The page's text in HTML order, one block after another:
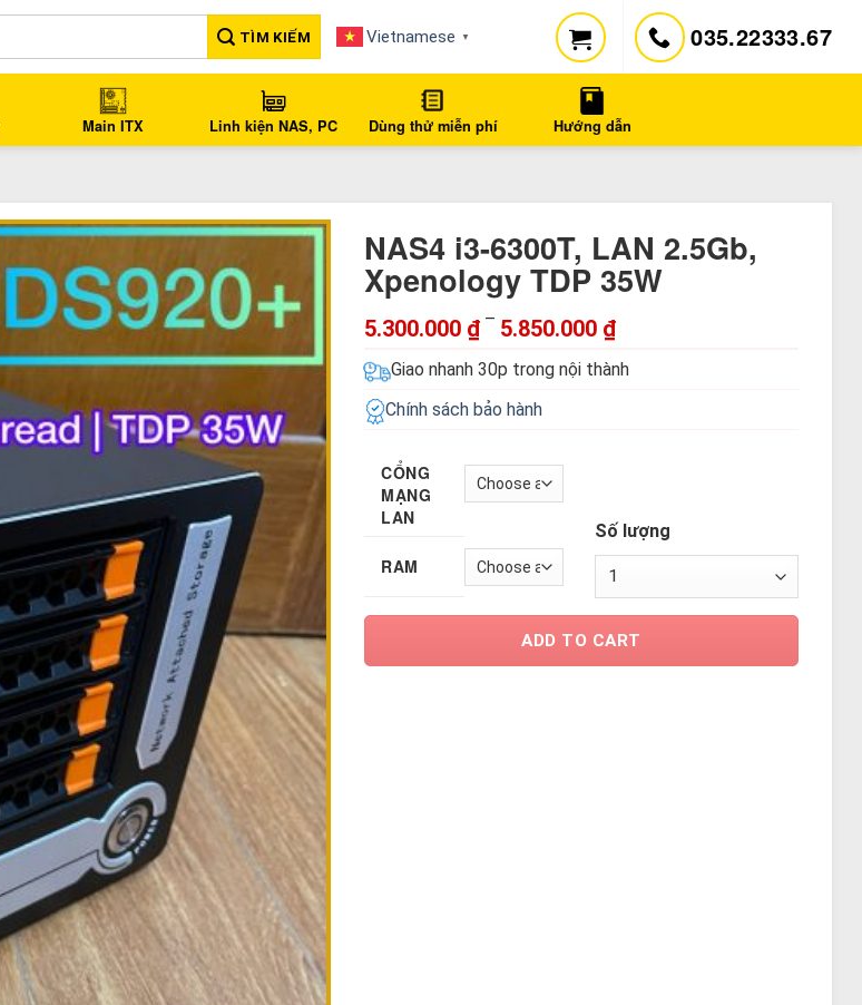
TÌM KIẾM Vietnamese ▼ 035.22333.67
Main ITX Linh kiện NAS, PC Dùng thử miễn phí Hướng dẫn
NAS4 i3-6300T, LAN 2.5Gb,
Xpenology TDP 35W
5.300.000 ₫ – 5.850.000 ₫
Giao nhanh 30p trong nội thành
Chính sách bảo hành
CỔNG
MẠNG
LAN
RAM
Số lượng
ADD TO CART